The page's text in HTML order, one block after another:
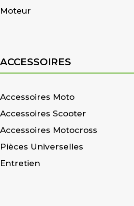
Moteur
ACCESSOIRES
Accessoires Moto
Accessoires Scooter
Accessoires Motocross
Pièces Universelles
Entretien